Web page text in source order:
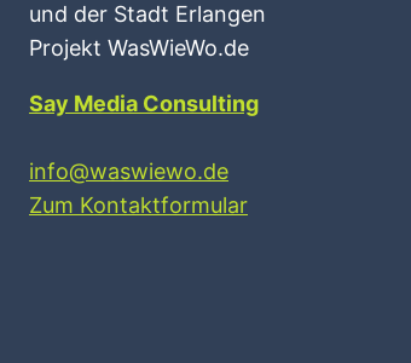
und der Stadt Erlangen
Projekt WasWieWo.de
Say Media Consulting
info@waswiewo.de
Zum Kontaktformular